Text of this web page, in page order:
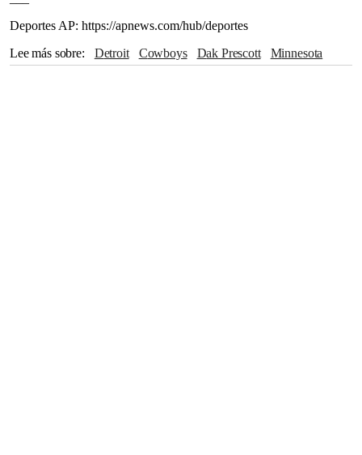
Deportes AP: https://apnews.com/hub/deportes
Lee más sobre
Detroit Cowboys Dak Prescott
Minnesota